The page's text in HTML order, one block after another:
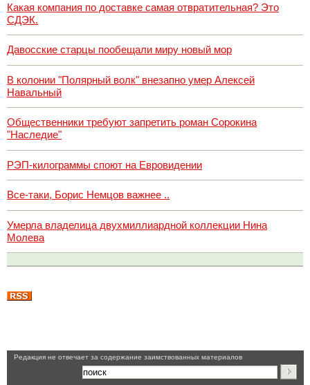
Какая компания по доставке самая отвратительная? Это
СДЭК.
Давосские старцы пообещали миру новый мор
В колонии "Полярный волк" внезапно умер Алексей
Навальный
Общественники требуют запретить роман Сорокина
"Наследие"
РЭП-килограммы споют на Евровидении
Все-таки, Борис Немцов важнее ..
Умерла владелица двухмиллиардной коллекции Нина
Молева
Pедакция не отвечает за содержание заимствованных материалов